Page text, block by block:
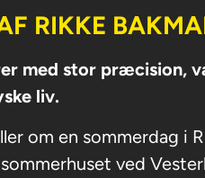
RIKKE
med stor præcision,
liv.
om en sommerdag i
ved